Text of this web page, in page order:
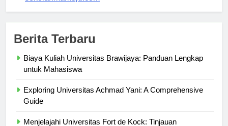
Biaya Kuliah Universitas Brawijaya: Panduan Lengkap
Exploring Universitas Achmad Yani: A Comprehensive